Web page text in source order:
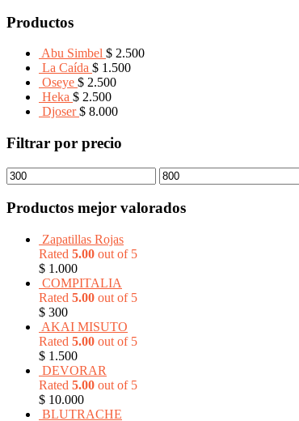
Productos
Abu Simbel $ 2.500
La Caída $ 1.500
Oseye $ 2.500
Heka $ 2.500
Djoser $ 8.000
Filtrar por precio
Productos mejor valorados
Zapatillas Rojas
Rated 5.00 out of 5
$ 1.000
COMPITALIA
Rated 5.00 out of 5
$ 300
AKAI MISUTO
Rated 5.00 out of 5
$ 1.500
DEVORAR
Rated 5.00 out of 5
$ 10.000
BLUTRACHE